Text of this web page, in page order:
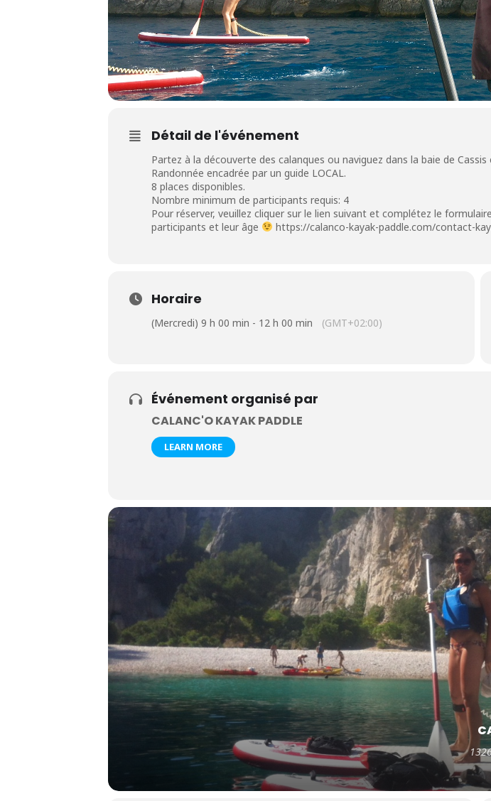
Détail de l'événement
Partez à la découverte des calanques ou naviguez dans la baie de
Randonnée encadrée par un guide LOCAL.
8 places disponibles.
Nombre minimum de participants requis: 4
Pour réserver, veuillez cliquer sur le lien suivant et complétez le
participants et leur âge
https://calanco-kayak-paddle.com/contact-
Horaire
(Mercredi) 9 h 00 min - 12 h 00 min (GMT+02:00)
Événement organisé par
CALANC'O KAYAK PADDLE
LEARN MORE